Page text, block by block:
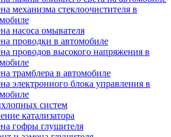
механизма стеклоочистителя в
насоса омывателя
проводки в автомобиле
проводов высокого напряжения в
трамблера в автомобиле
электронного блока управления в
систем
катализатора
гофры глушителя